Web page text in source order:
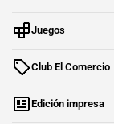
Juegos
Club El Comercio
Edición impresa